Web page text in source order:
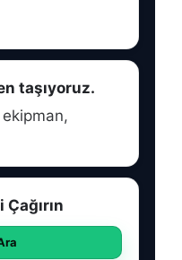
taşıyoruz.
ekipman,